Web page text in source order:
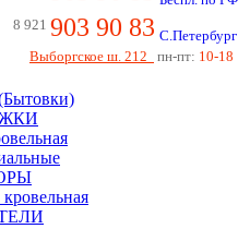
8 921 903 90 83 С.Петербург
Выборгское ш. 212
пн-пт: 10-18